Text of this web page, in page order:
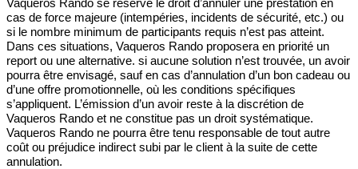
Vaqueros Rando se réserve le droit d’annuler une prestation en
cas de force majeure (intempéries, incidents de sécurité, etc.) ou
si le nombre minimum de participants requis n’est pas atteint.
Dans ces situations, Vaqueros Rando proposera en priorité un
report ou une alternative. si aucune solution n’est trouvée, un avoir
pourra être envisagé, sauf en cas d’annulation d’un bon cadeau ou
d’une offre promotionnelle, où les conditions spécifiques
s’appliquent. L’émission d’un avoir reste à la discrétion de
Vaqueros Rando et ne constitue pas un droit systématique.
Vaqueros Rando ne pourra être tenu responsable de tout autre
coût ou préjudice indirect subi par le client à la suite de cette
annulation.